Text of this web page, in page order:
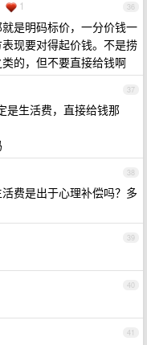
36
1
是明码标价，一分价钱一
现要对得起价钱。不是捞
的，但不要直接给钱啊
37
是生活费，直接给钱那
38
费是出于心理补偿吗？多
39
40
41